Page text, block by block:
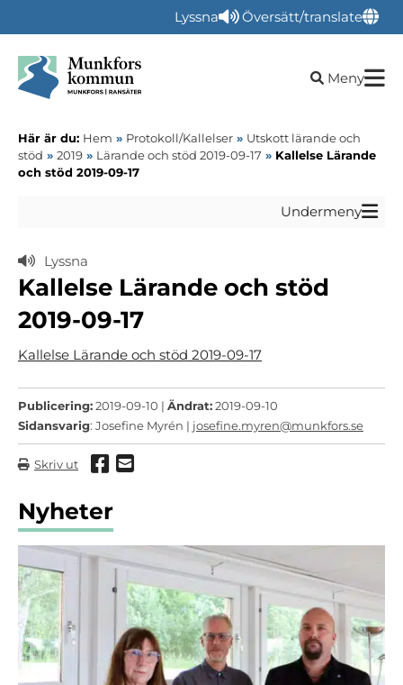
Lyssna Översätt/translate
Öppna
Meny
Här är du: Hem » Protokoll/Kallelser » Utskott lärande och
stöd » 2019 » Lärande och stöd 2019-09-17 » Kallelse Lärande
och stöd 2019-09-17
Undermeny
Lyssna
Kallelse Lärande och stöd
2019-09-17
Kallelse Lärande och stöd 2019-09-17
Publicering:2019-09-10 | Ändrat:2019-09-10
Sidansvarig: Josefine Myrén | josefine.myren@munkfors.se
Skriv ut Dela via Facebook
Dela via mail
Nyheter